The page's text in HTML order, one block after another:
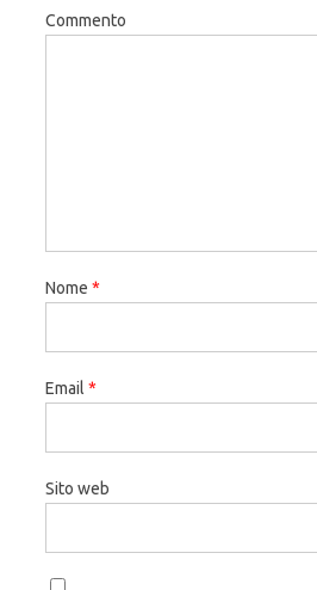
Commento
Nome *
Email *
Sito web